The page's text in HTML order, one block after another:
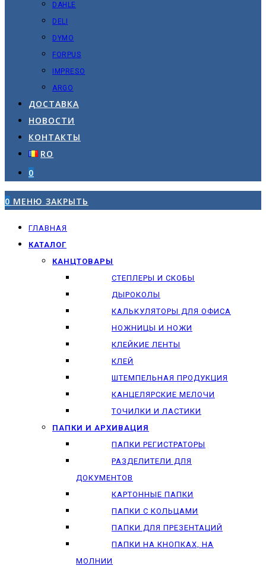
DAHLE
DELI
DYMO
FORPUS
IMPRESO
ARGO
ДОСТАВКА
НОВОСТИ
КОНТАКТЫ
RO
0
0 МЕНЮ ЗАКРЫТЬ
ГЛАВНАЯ
КАТАЛОГ
КАНЦТОВАРЫ
СТЕПЛЕРЫ И СКОБЫ
ДЫРОКОЛЫ
КАЛЬКУЛЯТОРЫ ДЛЯ ОФИСА
НОЖНИЦЫ И НОЖИ
КЛЕЙКИЕ ЛЕНТЫ
КЛЕЙ
ШТЕМПЕЛЬНАЯ ПРОДУКЦИЯ
КАНЦЕЛЯРСКИЕ МЕЛОЧИ
ТОЧИЛКИ И ЛАСТИКИ
ПАПКИ И АРХИВАЦИЯ
ПАПКИ РЕГИСТРАТОРЫ
РАЗДЕЛИТЕЛИ ДЛЯ
ДОКУМЕНТОВ
КАРТОННЫЕ ПАПКИ
ПАПКИ С КОЛЬЦАМИ
ПАПКИ ДЛЯ ПРЕЗЕНТАЦИЙ
ПАПКИ НА КНОПКАХ, НА
МОЛНИИ